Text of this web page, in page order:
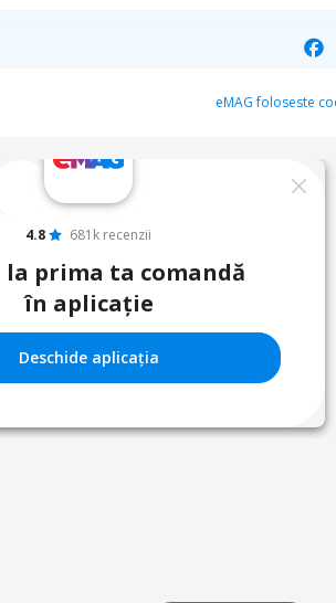
eMAG foloseste
4.8 681k recenzii
la prima ta comandă
în aplicație
Deschide aplicația